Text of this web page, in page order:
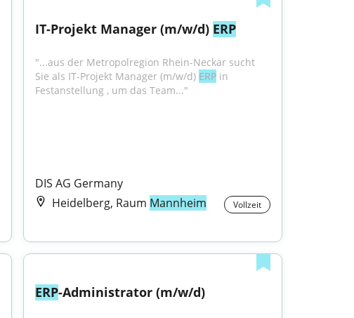
IT-Projekt Manager (m/w/d) ERP
"...aus der Metropolregion Rhein-Neckar sucht
Sie als IT-Projekt Manager (m/w/d) ERP in
Festanstellung , um das Team..."
DIS AG Germany
Heidelberg, Raum Mannheim Vollzeit
ERP-Administrator (m/w/d)